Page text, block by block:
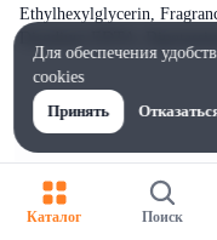
Ethylhexylglycerin,
Каталог Поиск
Для обеспечения
cookies
Принять